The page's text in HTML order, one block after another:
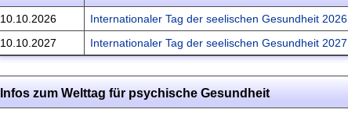
10.10.2026 Internationaler Tag der seelischen Gesundheit 2026
10.10.2027
Internationaler Tag der seelischen Gesundheit 2027
Infos zum Welttag für psychische Gesundheit